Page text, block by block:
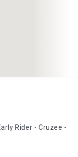
Rider - Cruzee -